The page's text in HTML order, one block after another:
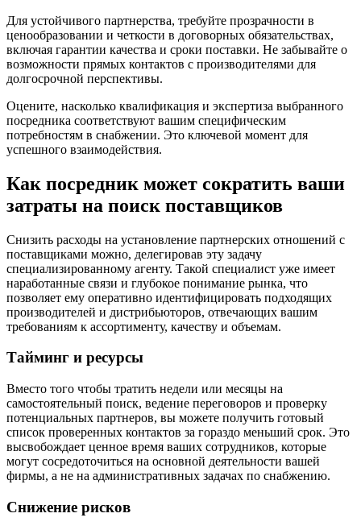
Для устойчивого партнерства, требуйте прозрачности в
ценообразовании и четкости в договорных обязательствах,
включая гарантии качества и сроки поставки. Не забывайте о
возможности прямых контактов с производителями для
долгосрочной перспективы.
Оцените, насколько квалификация и экспертиза выбранного
посредника соответствуют вашим специфическим
потребностям в снабжении. Это ключевой момент для
успешного взаимодействия.
Как посредник может сократить ваши
затраты на поиск поставщиков
Снизить расходы на установление партнерских отношений с
поставщиками можно, делегировав эту задачу
специализированному агенту. Такой специалист уже имеет
наработанные связи и глубокое понимание рынка, что
позволяет ему оперативно идентифицировать подходящих
производителей и дистрибьюторов, отвечающих вашим
требованиям к ассортименту, качеству и объемам.
Тайминг и ресурсы
Вместо того чтобы тратить недели или месяцы на
самостоятельный поиск, ведение переговоров и проверку
потенциальных партнеров, вы можете получить готовый
список проверенных контактов за гораздо меньший срок. Это
высвобождает ценное время ваших сотрудников, которые
могут сосредоточиться на основной деятельности вашей
фирмы, а не на административных задачах по снабжению.
Снижение рисков